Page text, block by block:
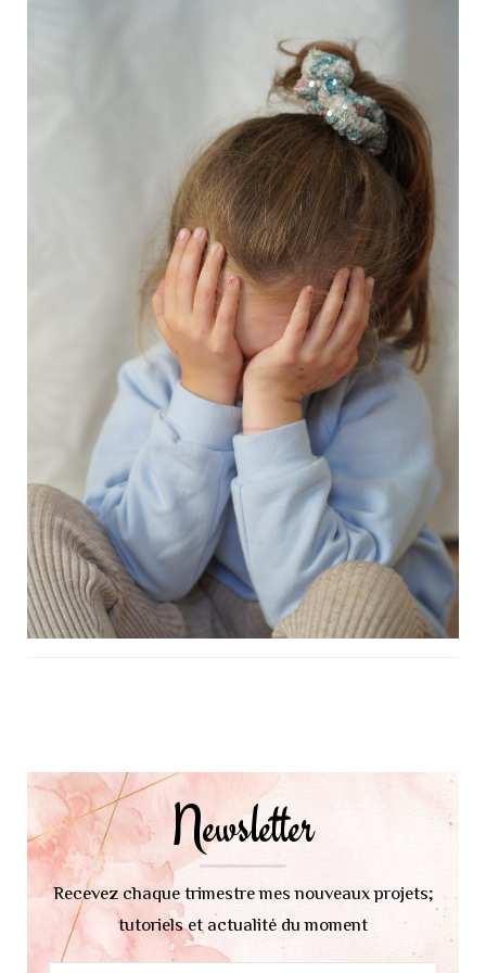
Newsletter
Recevez chaque trimestre mes nouveaux projets;
tutoriels et actualité du moment